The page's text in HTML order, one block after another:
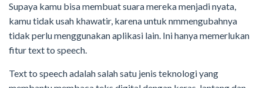
Supaya kamu bisa membuat suara mereka menjadi nyata,
kamu tidak usah khawatir, karena untuk nmmengubahnya
tidak perlu menggunakan aplikasi lain. Ini hanya memerlukan
fitur text to speech.
Text to speech adalah salah satu jenis teknologi yang